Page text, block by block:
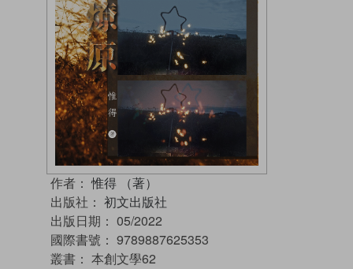
作者： 惟得 （著）
出版社： 初文出版社
出版日期： 05/2022
國際書號： 9789887625353
叢書： 本創文學62